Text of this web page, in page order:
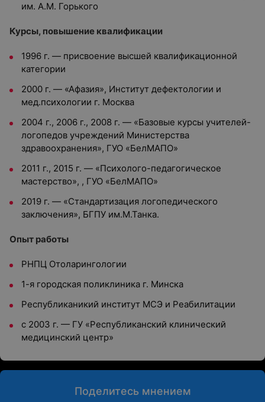
им. А.М. Горького
Курсы, повышение квалификации
1996 г. — присвоение высшей квалификационной
категории
2000 г. — «Афазия», Институт дефектологии и
мед.психологии г. Москва
2004 г., 2006 г., 2008 г. — «Базовые курсы учителей-
логопедов учреждений Министерства
здравоохранения», ГУО «БелМАПО»
2011 г., 2015 г. — «Психолого-педагогическое
мастерство», , ГУО «БелМАПО»
2019 г. — «Стандартизация логопедического
заключения», БГПУ им.М.Танка.
Опыт работы
РНПЦ Отоларингологии
1-я городская поликлиника г. Минска
Республиканикий институт МСЭ и Реабилитации
с 2003 г. — ГУ «Республиканский клинический
медицинский центр»
Поделитесь мнением